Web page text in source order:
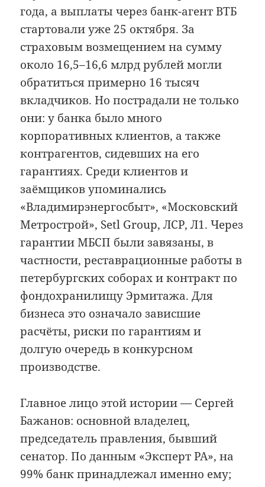
года, а выплаты через банк-агент ВТБ
стартовали уже 25 октября. За
страховым возмещением на сумму
около 16,5–16,6 млрд рублей могли
обратиться примерно 16 тысяч
вкладчиков. Но пострадали не только
они: у банка было много
корпоративных клиентов, а также
контрагентов, сидевших на его
гарантиях. Среди клиентов и
заёмщиков упоминались
«Владимирэнергосбыт», «Московский
Метрострой», Setl Group, ЛСР, Л1. Через
гарантии МБСП были завязаны, в
частности, реставрационные работы в
петербургских соборах и контракт по
фондохранилищу Эрмитажа. Для
бизнеса это означало зависшие
расчёты, риски по гарантиям и
долгую очередь в конкурсном
производстве.
Главное лицо этой истории — Сергей
Бажанов: основной владелец,
председатель правления, бывший
сенатор. По данным «Эксперт РА», на
99% банк принадлежал именно ему;